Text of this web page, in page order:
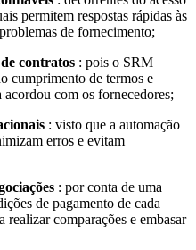
permitem respostas rápidas às
de fornecimento;
contratos : pois o SRM
cumprimento de termos e
acordou com os fornecedores;
: visto que a automação
erros e evitam
: por conta de uma
de pagamento de cada
realizar comparações e embasar